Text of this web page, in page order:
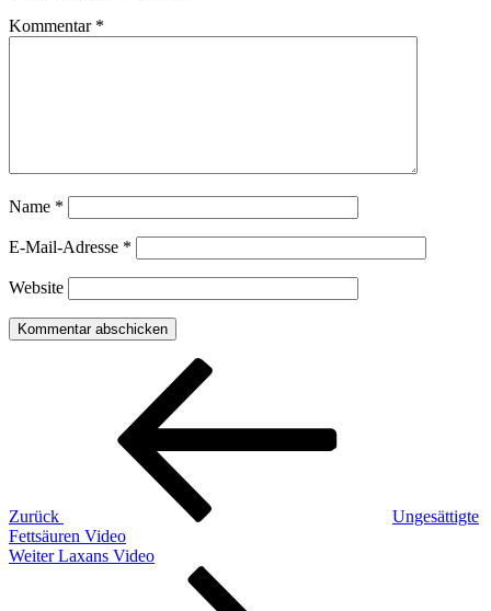
Kommentar *
Name *
E-Mail-Adresse *
Website
Beitragsnavigation
Zurück
Ungesättigte
Fettsäuren Video
Nächster
Weiter Laxans Video